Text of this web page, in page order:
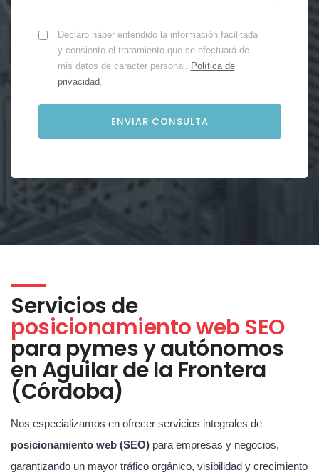
Declaro haber entendido la información facilitada
y consiento el tratamiento que se efectuará de
mis datos de carácter personal. Política de
privacidad.
Servicios de
posicionamiento web SEO
para pymes y autónomos
en Aguilar de la Frontera
(Córdoba)
Nos especializamos en ofrecer servicios integrales de
posicionamiento web (SEO) para empresas y negocios,
garantizando un mayor tráfico orgánico, visibilidad y crecimiento